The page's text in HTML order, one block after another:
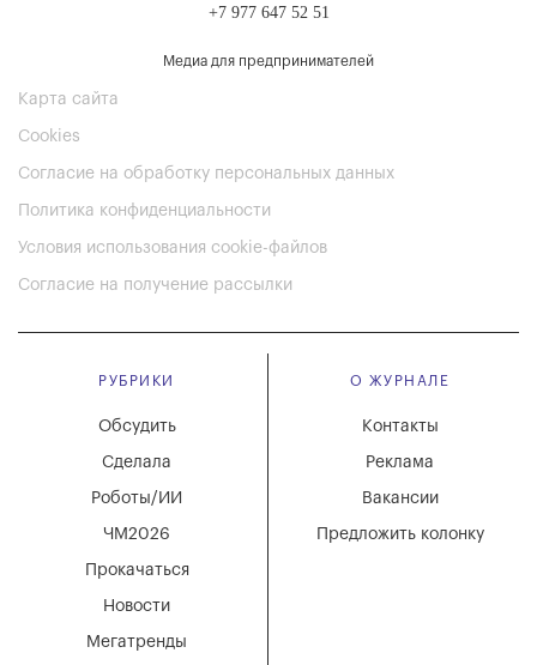
+7 977 647 52 51
Медиа для предпринимателей
Карта сайта
Cookies
Согласие на обработку персональных данных
Политика конфиденциальности
Условия использования cookie-файлов
Согласие на получение рассылки
РУБРИКИ
Мегатренды
Новости
Обсудить
Сделала
Роботы/ИИ
ЧМ2026
Прокачаться
О ЖУРНАЛЕ
Вакансии
Реклама
Контакты
Предложить колонку